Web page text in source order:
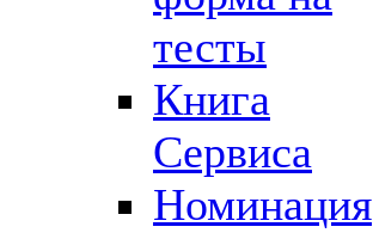
тесты
Книга
Сервиса
Номинация